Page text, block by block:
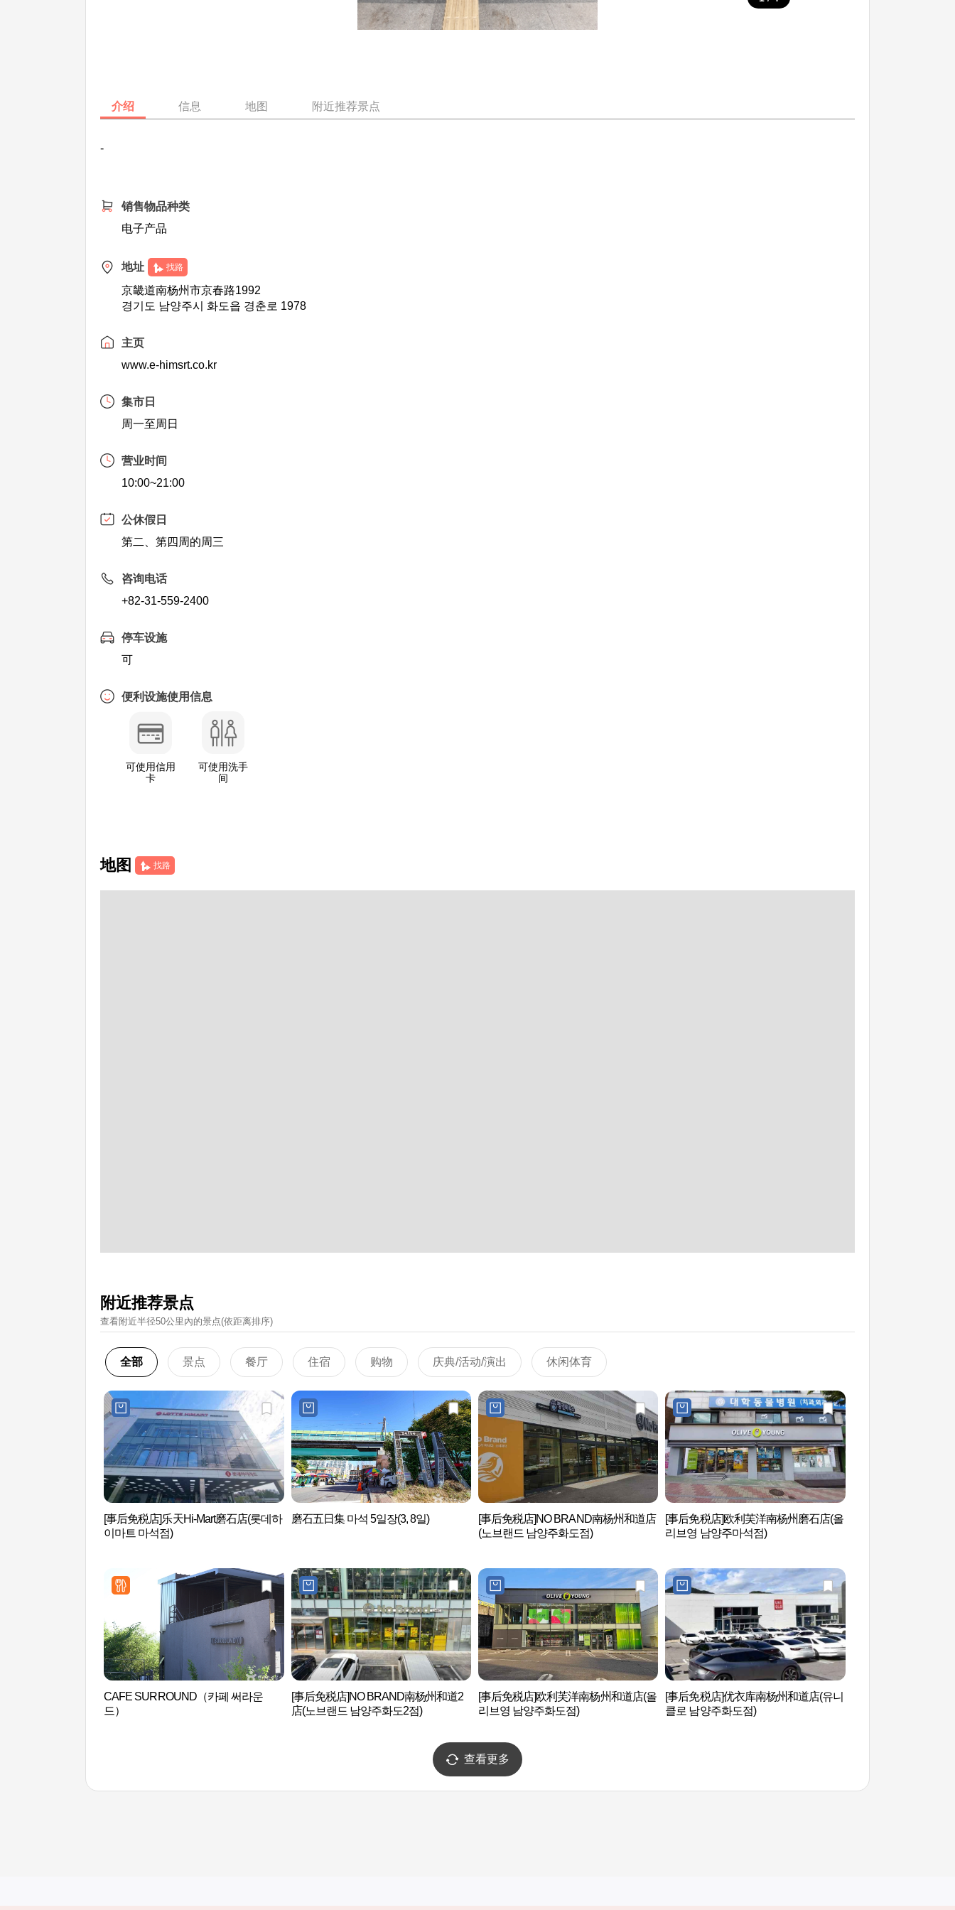
介绍 信息 地图 附近推荐景点
-
销售物品种类
电子产品
地址 找路
京畿道南杨州市京春路1992
경기도 남양주시 화도읍 경춘로 1978
主页
www.e-himsrt.co.kr
集市日
周一至周日
营业时间
10:00~21:00
公休假日
第二、第四周的周三
咨询电话
+82-31-559-2400
停车设施
可
便利设施使用信息
可使用信用
卡
可使用洗手
间
地图 找路
附近推荐景点
查看附近半径50公里內的景点(依距离排序)
全部 景点 餐厅 住宿 购物 庆典/活动/演出 休闲体育
[事后免税店]乐天Hi-Mart磨石店(롯데하
이마트 마석점)
磨石五日集 마석 5일장(3, 8일)
[事后免税店]NO BRAND南杨州和道店
(노브랜드 남양주화도점)
[事后免税店]欧利芙洋南杨州磨石店(올
리브영 남양주마석점)
CAFE SURROUND（카페 써라운
드）
[事后免税店]NO BRAND南杨州和道2
店(노브랜드 남양주화도2점)
[事后免税店]欧利芙洋南杨州和道店(올
리브영 남양주화도점)
[事后免税店]优衣库南杨州和道店(유니
클로 남양주화도점)
查看更多